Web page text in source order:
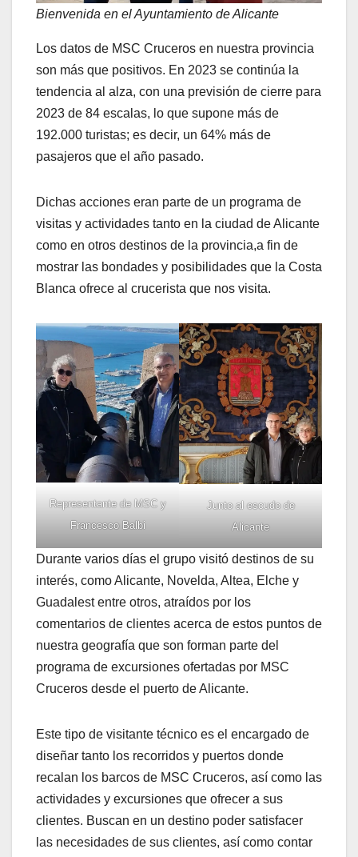
Bienvenida en el Ayuntamiento de Alicante
Los datos de MSC Cruceros en nuestra provincia
son más que positivos. En 2023 se continúa la
tendencia al alza, con una previsión de cierre para
2023 de 84 escalas, lo que supone más de
192.000 turistas; es decir, un 64% más de
pasajeros que el año pasado.
Dichas acciones eran parte de un programa de
visitas y actividades tanto en la ciudad de Alicante
como en otros destinos de la provincia,a fin de
mostrar las bondades y posibilidades que la Costa
Blanca ofrece al crucerista que nos visita.
Representante de MSC y
Francesco Balbi
Junto al escudo de
Alicante
Durante varios días el grupo visitó destinos de su
interés, como Alicante, Novelda, Altea, Elche y
Guadalest entre otros, atraídos por los
comentarios de clientes acerca de estos puntos de
nuestra geografía que son forman parte del
programa de excursiones ofertadas por MSC
Cruceros desde el puerto de Alicante.
Este tipo de visitante técnico es el encargado de
diseñar tanto los recorridos y puertos donde
recalan los barcos de MSC Cruceros, así como las
actividades y excursiones que ofrecer a sus
clientes. Buscan en un destino poder satisfacer
las necesidades de sus clientes, así como contar